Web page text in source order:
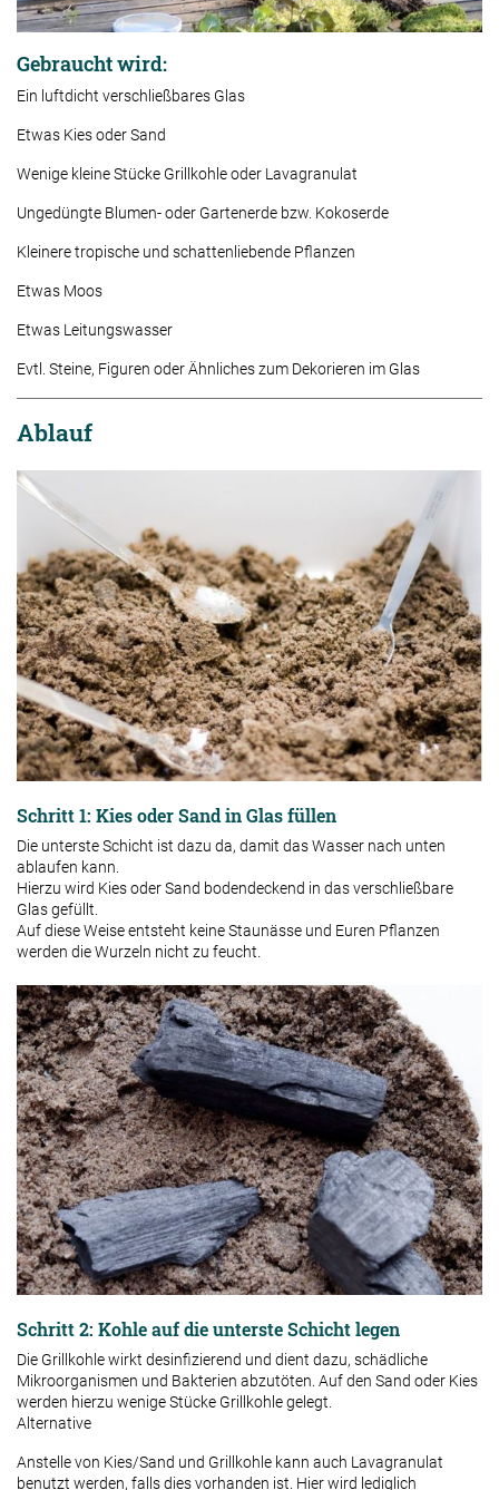
Gebraucht wird:
Ein luftdicht verschließbares Glas
Etwas Kies oder Sand
Wenige kleine Stücke Grillkohle oder Lavagranulat
Ungedüngte Blumen- oder Gartenerde bzw. Kokoserde
Kleinere tropische und schattenliebende Pflanzen
Etwas Moos
Etwas Leitungswasser
Evtl. Steine, Figuren oder Ähnliches zum Dekorieren im Glas
Ablauf
Schritt 1: Kies oder Sand in Glas füllen
Die unterste Schicht ist dazu da, damit das Wasser nach unten
ablaufen kann.
Hierzu wird Kies oder Sand bodendeckend in das verschließbare
Glas gefüllt.
Auf diese Weise entsteht keine Staunässe und Euren Pflanzen
werden die Wurzeln nicht zu feucht.
Schritt 2: Kohle auf die unterste Schicht legen
Die Grillkohle wirkt desinfizierend und dient dazu, schädliche
Mikroorganismen und Bakterien abzutöten. Auf den Sand oder Kies
werden hierzu wenige Stücke Grillkohle gelegt.
Alternative
Anstelle von Kies/Sand und Grillkohle kann auch Lavagranulat
benutzt werden, falls dies vorhanden ist. Hier wird lediglich